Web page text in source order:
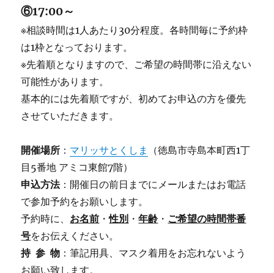
⑥17:00～
※相談時間は1人あたり30分程度。各時間毎に予約枠
は1枠となっております。
※先着順となりますので、ご希望の時間帯に沿えない
可能性があります。
基本的には先着順ですが、初めてお申込の方を優先
させていただきます。
開催場所 ： マリッサとくしま
（徳島市寺島本町西1丁
目5番地 アミコ東館7階）
申込方法：開催日の前日までにメールまたはお電話
で参加予約をお願いします。
予約時に、 お名前 ・性別 ・年齢 ・ ご希望の時間帯番
号をお伝えください。
持 参 物 ：筆記用具、マスク着用をお忘れないよう
お願い致します。